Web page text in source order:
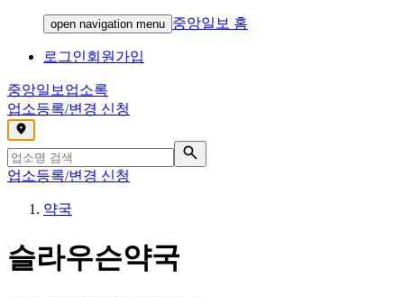
open navigation menu 중앙일보 홈
로그인회원가입
중앙일보 업소록
업소등록/변경 신청
,
업소등록/변경 신청
약국
슬라우슨약국